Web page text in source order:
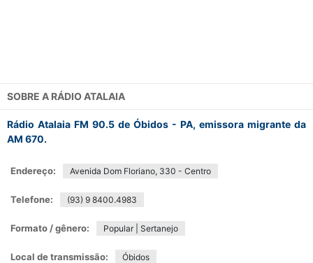
SOBRE A RÁDIO ATALAIA
Rádio Atalaia FM 90.5 de Óbidos - PA, emissora migrante da
AM 670.
Endereço: Avenida Dom Floriano, 330 - Centro
Telefone: (93) 9 8400.4983
Formato / gênero: Popular | Sertanejo
Local de transmissão: Óbidos